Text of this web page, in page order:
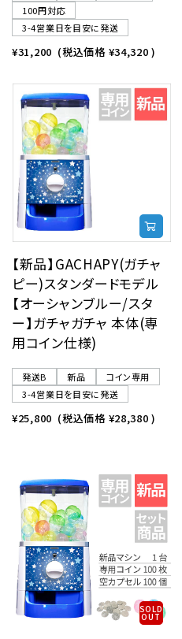
100円対応
3-4営業日を目安に発送
¥31,200 (税込価格 ¥34,320 )
【新品】GACHAPY(ガチャ
ピー)スタンダードモデル
【オーシャンブルー/スタ
ー】ガチャガチャ 本体(専
用コイン仕様)
発送B 新品
コイン専用
3-4営業日を目安に発送
¥25,800 (税込価格 ¥28,380 )
SOLD
OUT